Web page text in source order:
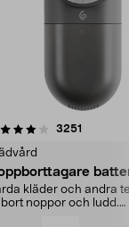
3251
kläder och andra
noppor och ludd.
4.5av 5 stjärnor